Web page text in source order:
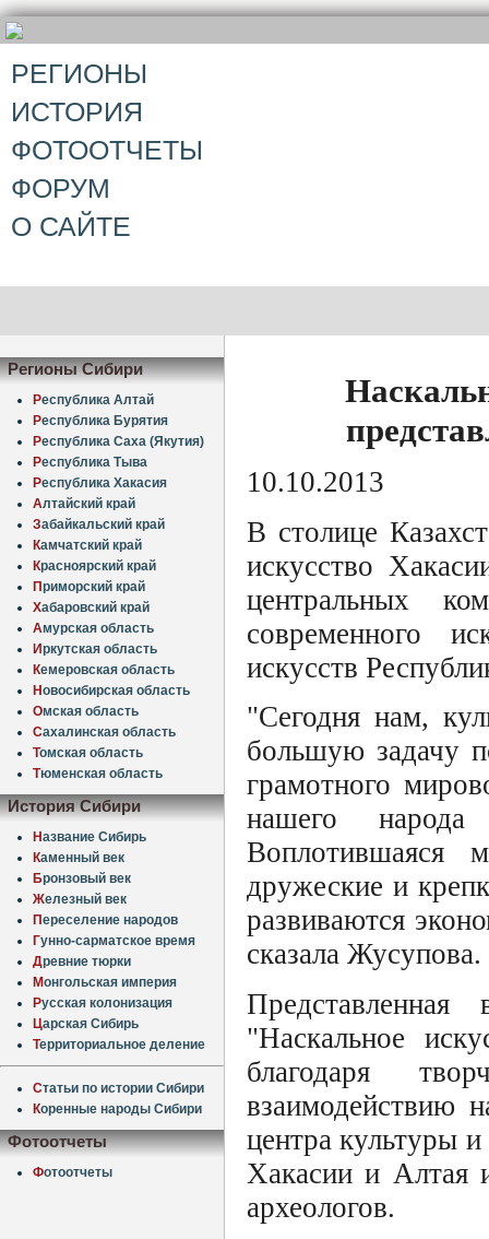
РЕГИОНЫ
ИСТОРИЯ
ФОТООТЧЕТЫ
ФОРУМ
О САЙТЕ
Регионы Сибири
Республика Алтай
Республика Бурятия
Республика Саха (Якутия)
Республика Тыва
Республика Хакасия
Алтайский край
Забайкальский край
Камчатский край
Красноярский край
Приморский край
Хабаровский край
Амурская область
Иркутская область
Кемеровская область
Новосибирская область
Омская область
Сахалинская область
Томская область
Тюменская область
История Сибири
Название Сибирь
Каменный век
Бронзовый век
Железный век
Переселение народов
Гунно-сарматское время
Древние тюрки
Монгольская империя
Русская колонизация
Царская Сибирь
Территориальное деление
Статьи по истории Сибири
Коренные народы Сибири
Фотоотчеты
Фотоотчеты
10.10.2013
В столице
искусство
центральных
современного
искусств
"Сегодня нам,
большую задачу
грамотного
нашего народа
Воплотившаяся
дружеские и
развиваются
сказала Жусупова.
"Наскальное
благодаря
взаимодействию
центра культуры
Хакасии и Алтая
археологов.